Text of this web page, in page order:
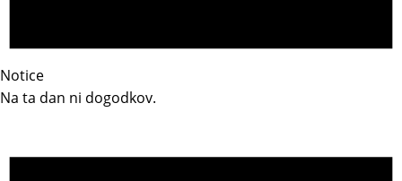
Notice
Na ta dan ni dogodkov.